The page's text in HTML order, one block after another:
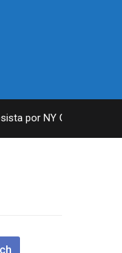
por NY George Santos